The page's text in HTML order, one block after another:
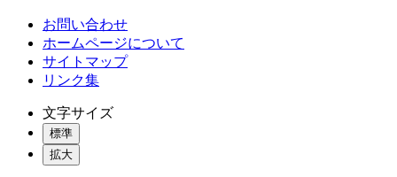
お問い合わせ
ホームページについて
サイトマップ
リンク集
文字サイズ
標準
拡大